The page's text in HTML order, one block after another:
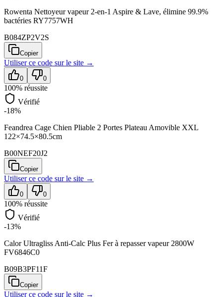
Rowenta Nettoyeur vapeur 2-en-1 Aspire & Lave, élimine 99.9%
bactéries RY7757WH
B084ZP2V2S
Copier
Utiliser ce code surle site →
0 0
100% réussite
Vérifié
-18%
Feandrea Cage Chien Pliable 2 Portes Plateau Amovible XXL
122×74.5×80.5cm
B00NEF20J2
Copier
Utiliser ce code surle site →
0 0
100% réussite
Vérifié
-13%
Calor Ultragliss Anti-Calc Plus Fer à repasser vapeur 2800W
FV6846C0
B09B3PF11F
Copier
Utiliser ce code surle site →